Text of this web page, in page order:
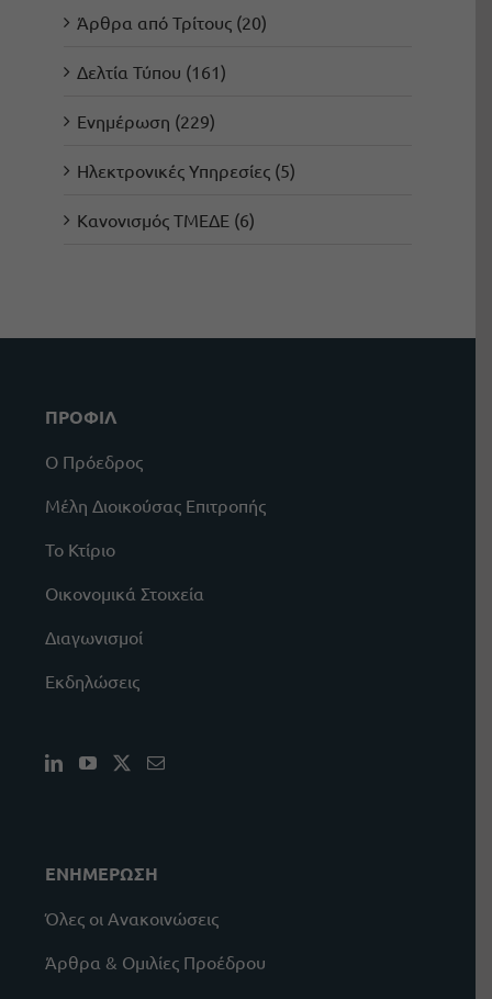
Άρθρα από Τρίτους (20)
Δελτία Τύπου (161)
Ενημέρωση (229)
Ηλεκτρονικές Υπηρεσίες (5)
Κανονισμός ΤΜΕΔΕ (6)
ΠΡΟΦΙΛ
Ο Πρόεδρος
Μέλη Διοικούσας Επιτροπής
Το Κτίριο
Οικονομικά Στοιχεία
Διαγωνισμοί
Εκδηλώσεις
ΕΝΗΜΕΡΩΣΗ
Όλες οι Ανακοινώσεις
Άρθρα & Ομιλίες Προέδρου